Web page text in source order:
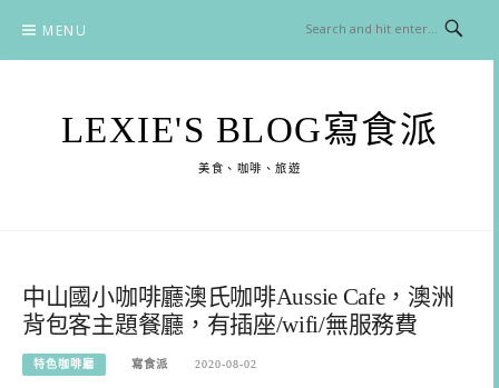
content
MENU
LEXIE'S BLOG寫食派
美食、咖啡、旅遊
中山國小咖啡廳澳氏咖啡Aussie Cafe，澳洲
背包客主題餐廳，有插座/wifi/無服務費
特色咖啡廳 寫食派 2020-08-02